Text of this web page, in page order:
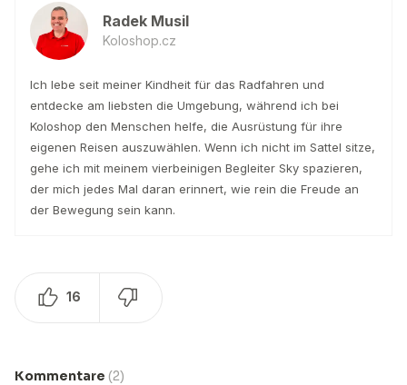
Radek Musil
Koloshop.cz
Ich lebe seit meiner Kindheit für das Radfahren und
entdecke am liebsten die Umgebung, während ich bei
Koloshop den Menschen helfe, die Ausrüstung für ihre
eigenen Reisen auszuwählen. Wenn ich nicht im Sattel sitze,
gehe ich mit meinem vierbeinigen Begleiter Sky spazieren,
der mich jedes Mal daran erinnert, wie rein die Freude an
der Bewegung sein kann.
16
Kommentare (2)